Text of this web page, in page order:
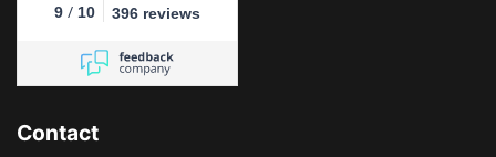
9 / 10 396 reviews
Contact